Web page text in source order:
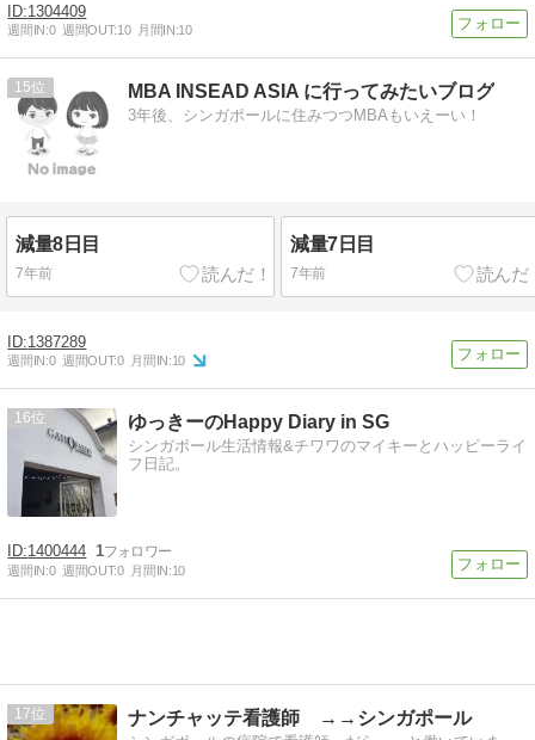
1304409
週間IN:0 週間OUT:10 月間IN:10
15 MBA INSEAD ASIA に行ってみたいブログ
3年後、シンガポールに住みつつMBAもいえーい！
減量8日目
7年前
減量7日目
7年前
1387289
週間IN:0 週間OUT:0 月間IN:10
16 ゆっきーのHappy Diary in SG
シンガポール生活情報&チワワのマイキーとハッピーライ
フ日記。
1400444 1
週間IN:0 週間OUT:0 月間IN:10
17 ナンチャッテ看護師 →→シンガポール